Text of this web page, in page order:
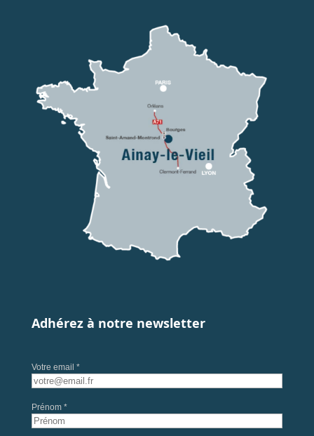
Adhérez à notre newsletter
Votre email *
Prénom *